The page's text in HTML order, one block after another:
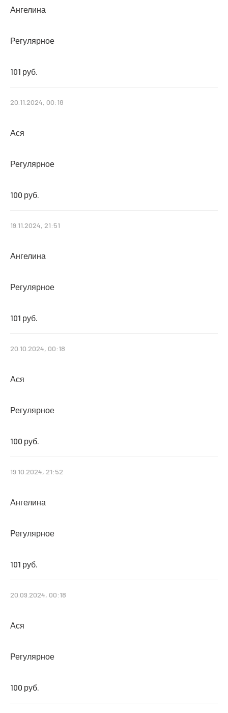
Ангелина
Регулярное
101 руб.
20.11.2024, 00:18
Ася
Регулярное
100 руб.
19.11.2024, 21:51
Ангелина
Регулярное
101 руб.
20.10.2024, 00:18
Ася
Регулярное
100 руб.
19.10.2024, 21:52
Ангелина
Регулярное
101 руб.
20.09.2024, 00:18
Ася
Регулярное
100 руб.